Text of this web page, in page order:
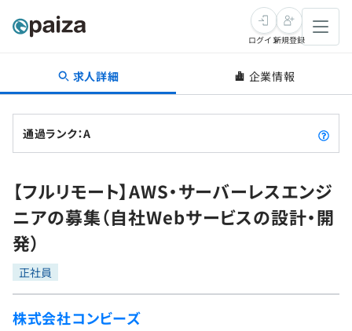
転職・キャリア
転職成功ガイド
転職エージェント
インタビュー
転職成功ガイド
新卒就活
求人検索
本選考
インターン
新卒エージェント
学習
問題集
4択課題
プログラミング言語
ゲーム・マンガ
ログイン新規登録
求人詳細 企業情報
通過ランク：A
【フルリモート】AWS・サーバーレスエンジ
ニアの募集（自社Webサービスの設計・開
発）
正社員
株式会社コンビーズ